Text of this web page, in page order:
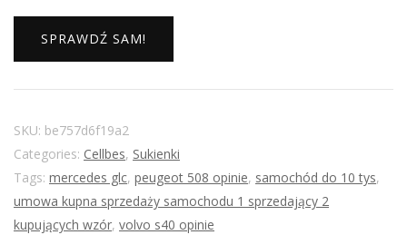
SPRAWDŹ SAM!
SKU: be757d6f19a2
Categories: Cellbes, Sukienki
Tags: mercedes glc, peugeot 508 opinie, samochód do 10 tys,
umowa kupna sprzedaży samochodu 1 sprzedający 2
kupujących wzór, volvo s40 opinie